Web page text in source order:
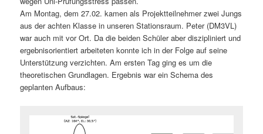
Am Montag, dem 27.02. kamen als Projektteilnehmer zwei Jungs
aus der achten Klasse in unseren Stationsraum. Peter (DM3VL)
war auch mit vor Ort. Da die beiden Schüler aber diszipliniert und
ergebnisorientiert arbeiteten konnte ich in der Folge auf seine
Unterstützung verzichten. Am ersten Tag ging es um die
theoretischen Grundlagen. Ergebnis war ein Schema des
geplanten Aufbaus: